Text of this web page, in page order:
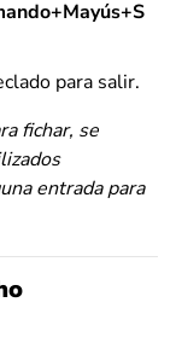
para salir.
fichar, se
entrada para